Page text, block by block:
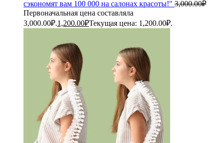
сэкономят вам 100 000 на салонах красоты!" 3,000.00₽
Первоначальная цена составляла
3,000.00₽.1,200.00₽Текущая цена: 1,200.00₽.